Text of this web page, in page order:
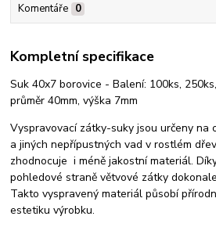
Komentáře 0
Kompletní specifikace
Suk 40x7 borovice - Balení: 100ks,
průměr 40mm, výška 7mm
Vyspravovací zátky-suky jsou určeny na
a jiných nepřípustných vad v rostlém
zhodnocuje i méně jakostní materiál.
pohledové straně větvové zátky
Takto vyspravený materiál působí
estetiku výrobku.